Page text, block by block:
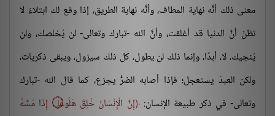
معنى ذلك أنَّه نهاية المطاف، وأنَّه نهاية الطريق، إذا وقع لك ابتلاءٌ لا
تظنّ أنَّ الدنيا قد أغلقت، وأنَّ الله -تبارك وتعالى- لن يُخلصك، ولن
يُنجيك، لا، أبدًا، وإنما ذلك لن يطول، كل ذلك سيزول، ويبقى ذكريات،
ولكن العبدَ يستعجل؛ فإذا أصابه الضرُّ يجزع، كما قال الله -تبارك
وتعالى- في ذكر طبيعة الإنسان: إِنَّ الْإِنْسَانَ خُلِقَ هَلُوعًا۝ إِذَا مَسَّهُ